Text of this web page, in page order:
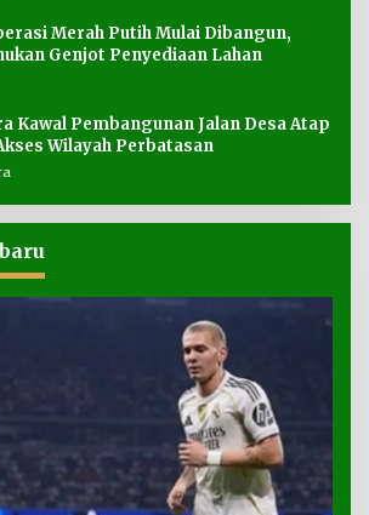
Merah Putih Mulai Dibangun,
Genjot Penyediaan Lahan
Kawal Pembangunan Jalan Desa Atap
Wilayah Perbatasan